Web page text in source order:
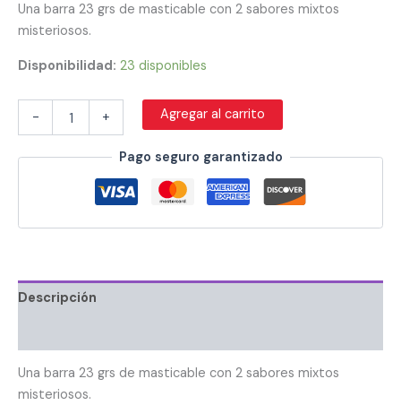
Una barra 23 grs de masticable con 2 sabores mixtos
misteriosos.
Disponibilidad: 23 disponibles
- + Agregar al carrito
Pago seguro garantizado
Descripción
Una barra 23 grs de masticable con 2 sabores mixtos
misteriosos.